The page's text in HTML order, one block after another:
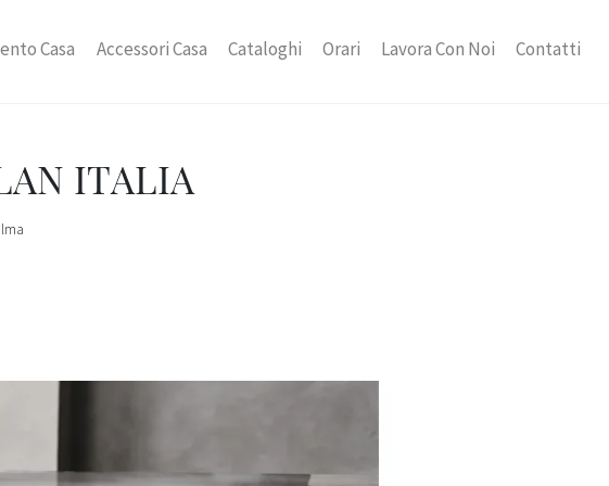
Casa Accessori Casa Cataloghi Orari Lavora Con Noi Contatti
ITALIA